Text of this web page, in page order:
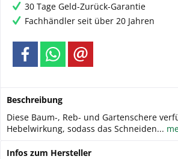
30 Tage Geld-Zurück-Garantie
Fachhändler seit über 20 Jahren
Beschreibung
Diese Baum-, Reb- und Gartenschere
Hebelwirkung, sodass das Schneiden...
Infos zum Hersteller